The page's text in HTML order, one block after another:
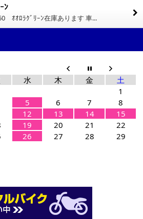
ﾝ
ｵｵﾛﾗｸﾞﾘｰﾝ在庫あります 車...
水 木 金
土
1
5 6 7
8
12 13 14
15
19 20 21
22
26 27 28
29